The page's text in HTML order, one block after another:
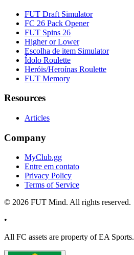
FUT Draft Simulator
FC 26 Pack Opener
FUT Spins 26
Higher or Lower
Escolha de item Simulator
Ídolo Roulette
Heróis/Heroínas Roulette
FUT Memory
Resources
Articles
Company
MyClub.gg
Entre em contato
Privacy Policy
Terms of Service
© 2026 FUT Mind. All rights reserved.
•
All FC assets are property of EA Sports.